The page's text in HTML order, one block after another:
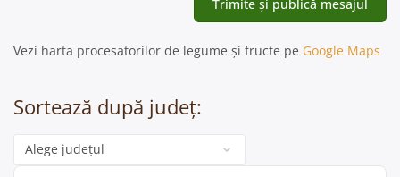
Vezi harta procesatorilor de legume și fructe pe Google Maps
Sortează după județ:
Categorie